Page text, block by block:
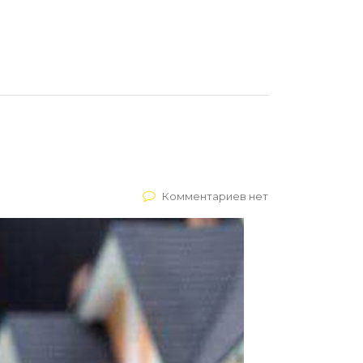
Комментариев нет